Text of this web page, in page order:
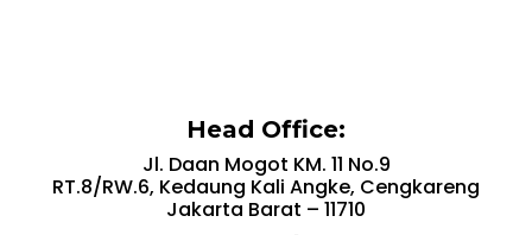
Head Office:
Jl. Daan Mogot KM. 11 No.9
RT.8/RW.6, Kedaung Kali Angke, Cengkareng
Jakarta Barat – 11710